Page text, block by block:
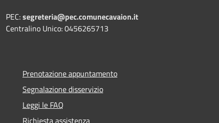
PEC:segreteria@pec.comunecavaion.it
Centralino Unico: 0456265713
Prenotazione appuntamento
Segnalazione disservizio
Leggi le FAQ